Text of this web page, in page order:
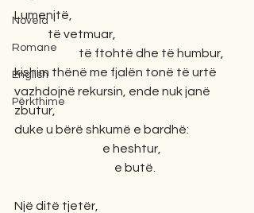
Novela
Romane
English
Përkthime
Lumenjtë,
              të vetmuar,
                           të ftohtë dhe të humbur,
kishim thënë me fjalën tonë të urtë
vazhdojnë rekursin, ende nuk janë
zbutur,
duke u bërë shkumë e bardhë:
                                     e heshtur,
                                          e butë.
Një ditë tjetër,